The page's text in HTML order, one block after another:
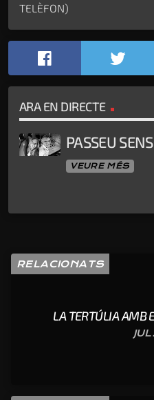
TELÈFON)
ARA EN DIRECTE
PASSEU
VEURE MÉS
RELACIONATS
LA TERTÚLIA AMB